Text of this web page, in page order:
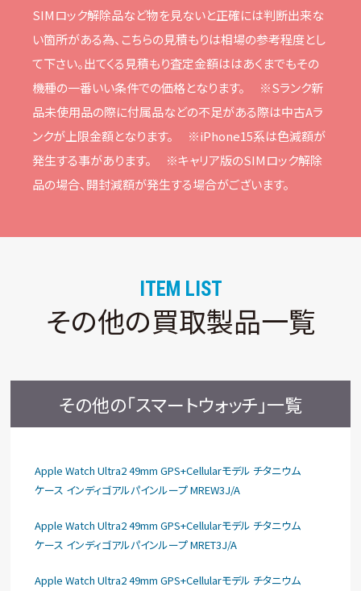
SIMロック解除品など物を⾒ないと正確には判断出来な
い箇所がある為、こちらの⾒積もりは相場の参考程度とし
て下さい。出てくる⾒積もり査定⾦額ははあくまでもその
機種の⼀番いい条件での価格となります。
※Sランク新
品未使⽤品の際に付属品などの不⾜がある際は中古Aラ
ンクが上限⾦額となります。
※iPhone15系は⾊減額が
発⽣する事があります。
※キャリア版のSIMロック解除
品の場合、開封減額が発⽣する場合がございます。
ITEM LIST
その他の買取製品一覧
その他の「スマートウォッチ」一覧
Apple Watch Ultra2 49mm GPS+Cellularモデル チタニウム
ケース インディゴアルパインループ MREW3J/A
Apple Watch Ultra2 49mm GPS+Cellularモデル チタニウム
ケース インディゴアルパインループ MRET3J/A
Apple Watch Ultra2 49mm GPS+Cellularモデル チタニウム